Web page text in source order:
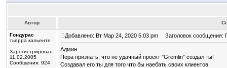
Автор
Гондурас
тьерра кальенте
Зарегистрирован:
11.02.2005
Сообщения: 924
Добавлено: Вт Мар 24, 2020 5:03 pm Заголовок сообщения:
Админ.
Пора признать, что не удачный проект "Gremlin" создал ты!
Создавал его ты для того что бы наебать своих клиентов.